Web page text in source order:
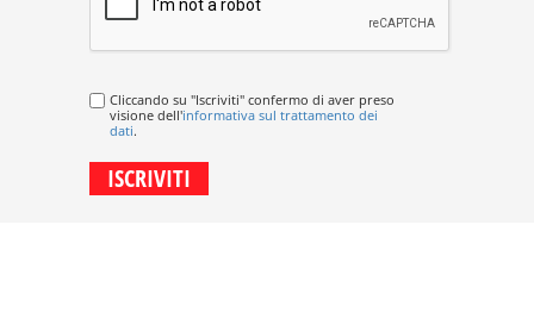
Cliccando su "Iscriviti" confermo di aver preso
visione dell'informativa sul trattamento dei
dati.